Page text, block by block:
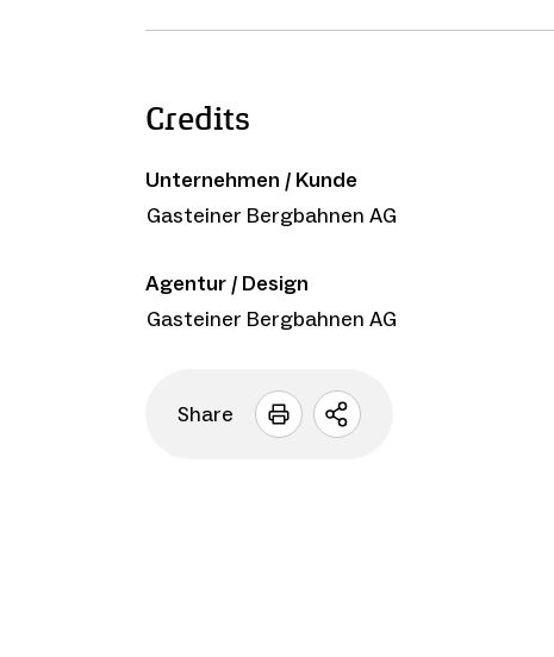
Credits
Unternehmen / Kunde
Gasteiner Bergbahnen AG
Agentur / Design
Gasteiner Bergbahnen AG
Share
Sharing